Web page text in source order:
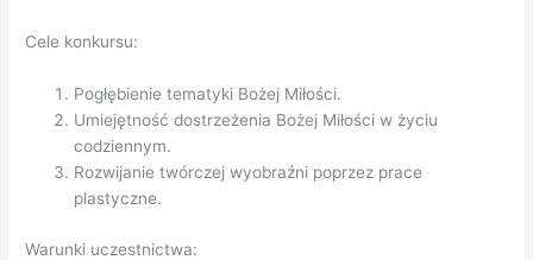
Cele konkursu:
Pogłębienie tematyki Bożej Miłości.
Umiejętność dostrzeżenia Bożej Miłości w życiu
codziennym.
Rozwijanie twórczej wyobraźni poprzez prace
plastyczne.
Warunki uczestnictwa: